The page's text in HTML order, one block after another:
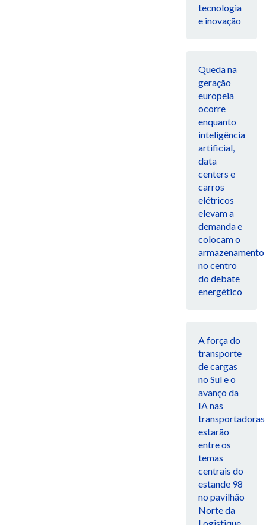
tecnologia
e inovação
Queda na
geração
europeia
ocorre
enquanto
inteligência
artificial,
data
centers e
carros
elétricos
elevam a
demanda e
colocam o
armazenamento
no centro
do debate
energético
A força do
transporte
de cargas
no Sul e o
avanço da
IA nas
transportadoras
estarão
entre os
temas
centrais do
estande 98
no pavilhão
Norte da